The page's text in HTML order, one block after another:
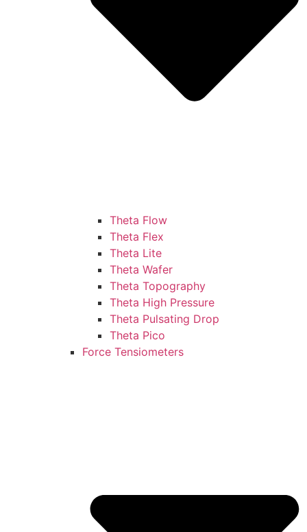
Theta Flow
Theta Flex
Theta Lite
Theta Wafer
Theta Topography
Theta High Pressure
Theta Pulsating Drop
Theta Pico
Force Tensiometers